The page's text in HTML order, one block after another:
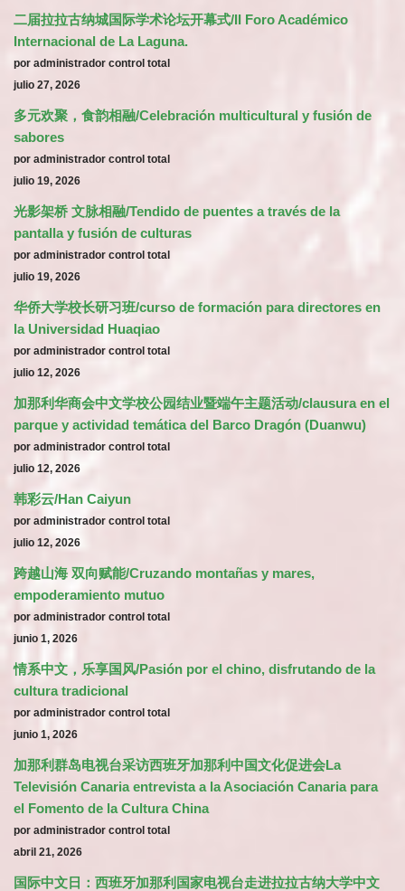
二届拉拉古纳城国际学术论坛开幕式/II Foro Académico
Internacional de La Laguna.
por administrador control total
julio 27, 2026
多元欢聚，食韵相融/Celebración multicultural y fusión de
sabores
por administrador control total
julio 19, 2026
光影架桥 文脉相融/Tendido de puentes a través de la
pantalla y fusión de culturas
por administrador control total
julio 19, 2026
华侨大学校长研习班/curso de formación para directores en
la Universidad Huaqiao
por administrador control total
julio 12, 2026
加那利华商会中文学校公园结业暨端午主题活动/clausura en el
parque y actividad temática del Barco Dragón (Duanwu)
por administrador control total
julio 12, 2026
韩彩云/Han Caiyun
por administrador control total
julio 12, 2026
跨越山海 双向赋能/Cruzando montañas y mares,
empoderamiento mutuo
por administrador control total
junio 1, 2026
情系中文，乐享国风/Pasión por el chino, disfrutando de la
cultura tradicional
por administrador control total
junio 1, 2026
加那利群岛电视台采访西班牙加那利中国文化促进会La
Televisión Canaria entrevista a la Asociación Canaria para
el Fomento de la Cultura China
por administrador control total
abril 21, 2026
国际中文日：西班牙加那利国家电视台走进拉拉古纳大学中文